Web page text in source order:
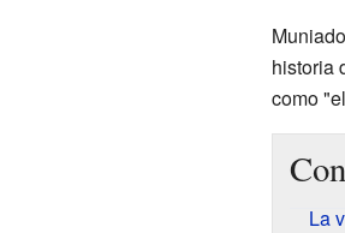
historia
como
La